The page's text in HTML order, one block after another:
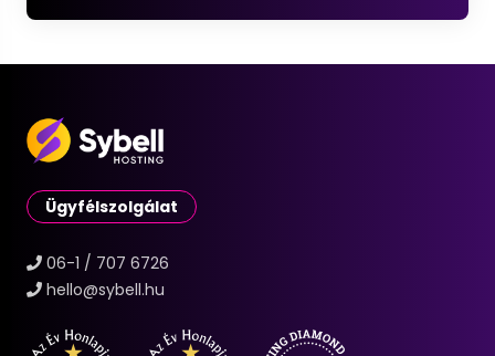
Ügyfélszolgálat
06-1 / 707 6726
hello@sybell.hu